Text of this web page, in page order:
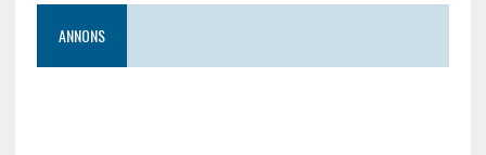
ANNONS